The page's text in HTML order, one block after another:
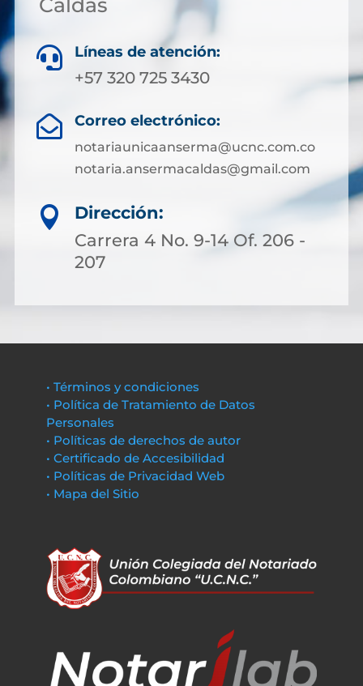
Caldas
 Líneas de atención:
+57 320 725 3430
 Correo electrónico:
notariaunicaanserma@ucnc.com.co
notaria.ansermacaldas@gmail.com

Dirección:
Carrera 4 No. 9-14 Of. 206 -
207
• Términos y condiciones
• Política de Tratamiento de Datos
Personales
• Políticas de derechos de autor
• Certificado de Accesibilidad
• Políticas de Privacidad Web
• Mapa del Sitio